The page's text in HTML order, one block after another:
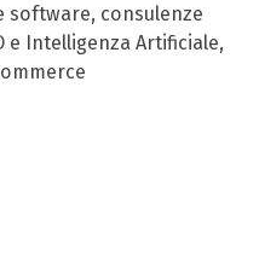
consulenze
e Intelligenza Artificiale,